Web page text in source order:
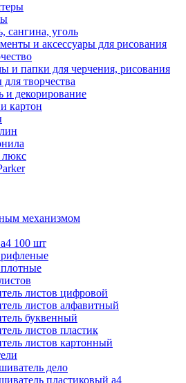
сангина, уголь
и аксессуары для рисования
и папки для черчения, рисования
творчества
и декорирование
картон
люкс
механизмом
100 шт
листов цифровой
листов алфавитный
буквенный
листов пластик
листов картонный
дело
пластиковый а4